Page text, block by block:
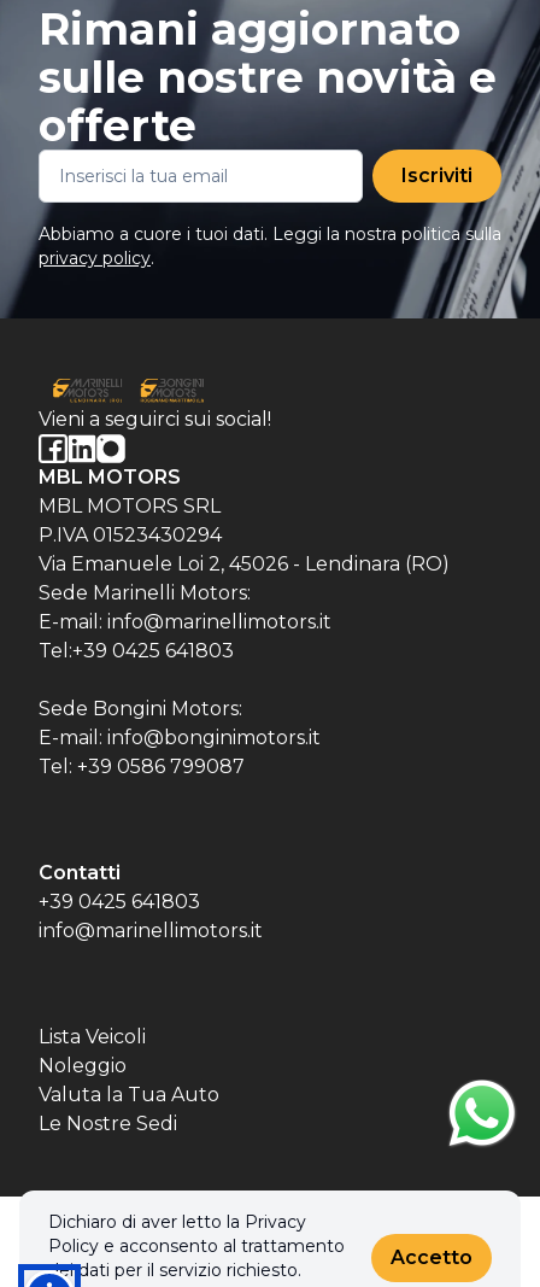
Rimani aggiornato
sulle nostre novità e
offerte
Iscriviti
Abbiamo a cuore i tuoi dati. Leggi la nostra politica sulla
privacy policy.
Vieni a seguirci sui social!
MBL MOTORS
MBL MOTORS SRL
P.IVA 01523430294
Via Emanuele Loi 2, 45026 - Lendinara (RO)
Sede Marinelli Motors:
E-mail: info@marinellimotors.it
Tel:+39 0425 641803
Sede Bongini Motors:
E-mail: info@bonginimotors.it
Tel: +39 0586 799087
Contatti
+39 0425 641803
info@marinellimotors.it
Lista Veicoli
Noleggio
Valuta la Tua Auto
Le Nostre Sedi
Dichiaro di aver letto la Privacy
Policy e acconsento al trattamento
dei dati per il servizio richiesto.
Accetto
© 2026 MBL MOTORS SRL. Tutti i diritti riservati.
Privacy policy & Cookies policy